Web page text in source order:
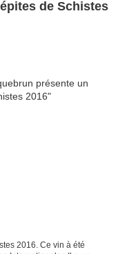
de Schistes
2016. Ce vin à été